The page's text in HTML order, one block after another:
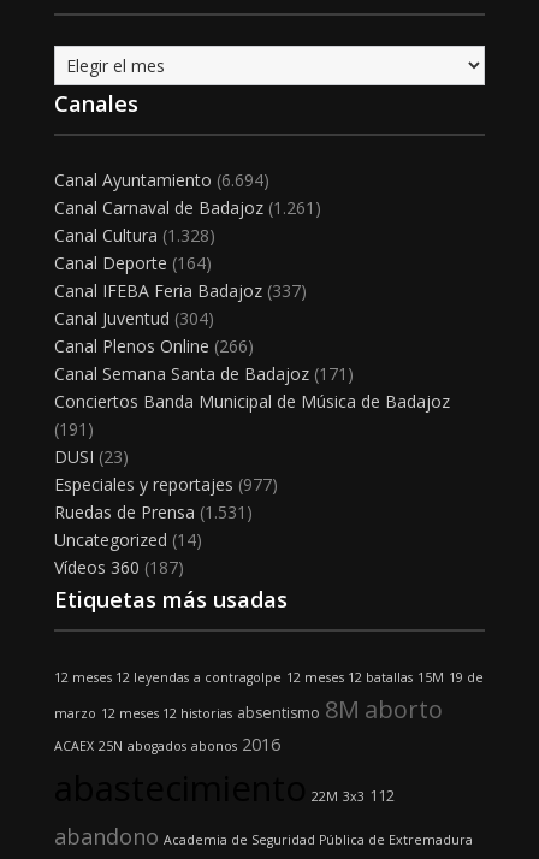
Archivo
Canales
Canal Ayuntamiento (6.694)
Canal Carnaval de Badajoz(1.261)
Canal Cultura (1.328)
Canal Deporte (164)
Canal IFEBA Feria Badajoz(337)
Canal Juventud (304)
Canal Plenos Online (266)
Canal Semana Santa de Badajoz(171)
Conciertos Banda Municipal de Música de Badajoz
(191)
DUSI (23)
Especiales y reportajes (977)
Ruedas de Prensa (1.531)
Uncategorized (14)
Vídeos 360 (187)
Etiquetas más usadas
12 meses 12 leyendas a contragolpe 12 meses 12 batallas 15M 19 de
marzo 12 meses 12 historias absentismo 8M aborto
ACAEX 25N abogados abonos 2016
22M 3x3 112
abandono Academia de Seguridad Pública de Extremadura